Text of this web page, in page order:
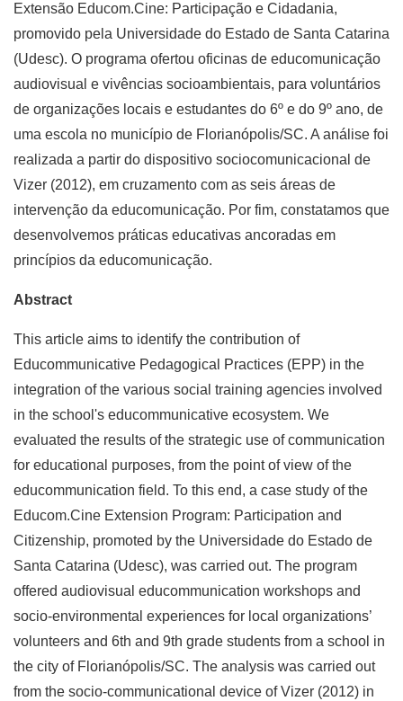
Extensão Educom.Cine: Participação e Cidadania,
promovido pela Universidade do Estado de Santa Catarina
(Udesc). O programa ofertou oficinas de educomunicação
audiovisual e vivências socioambientais, para voluntários
de organizações locais e estudantes do 6º e do 9º ano, de
uma escola no município de Florianópolis/SC. A análise foi
realizada a partir do dispositivo sociocomunicacional de
Vizer (2012), em cruzamento com as seis áreas de
intervenção da educomunicação. Por fim, constatamos que
desenvolvemos práticas educativas ancoradas em
princípios da educomunicação.
Abstract
This article aims to identify the contribution of
Educommunicative Pedagogical Practices (EPP) in the
integration of the various social training agencies involved
in the school's educommunicative ecosystem. We
evaluated the results of the strategic use of communication
for educational purposes, from the point of view of the
educommunication field. To this end, a case study of the
Educom.Cine Extension Program: Participation and
Citizenship, promoted by the Universidade do Estado de
Santa Catarina (Udesc), was carried out. The program
offered audiovisual educommunication workshops and
socio-environmental experiences for local organizations’
volunteers and 6th and 9th grade students from a school in
the city of Florianópolis/SC. The analysis was carried out
from the socio-communicational device of Vizer (2012) in